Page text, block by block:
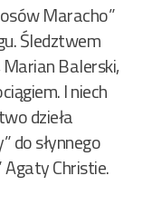
Maracho”
Śledztwem
Marian Balerski,
I niech
dzieła
do słynnego
Christie.